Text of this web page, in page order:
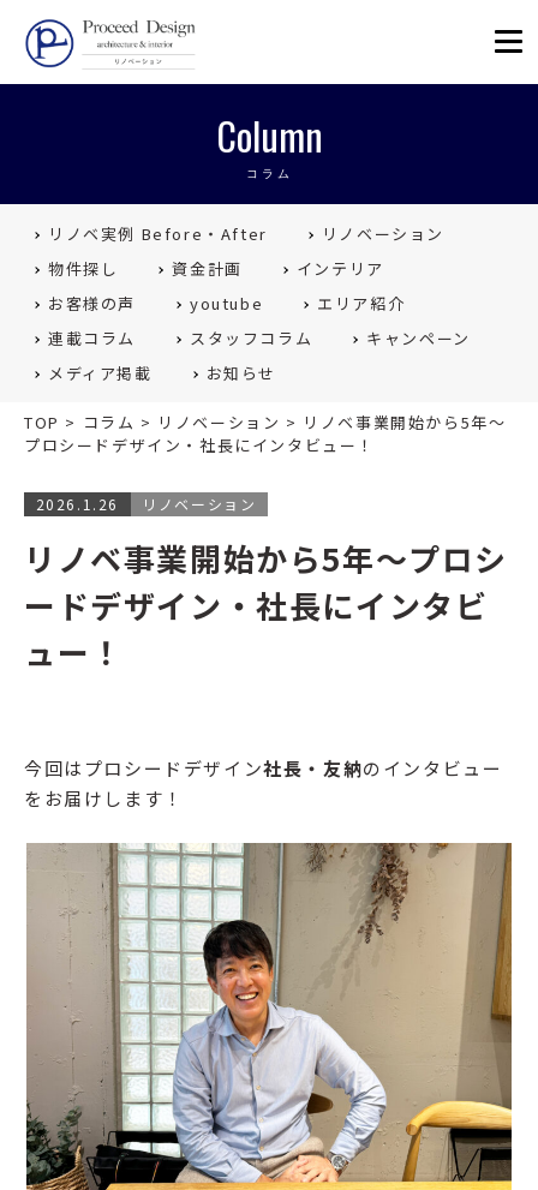
リノベーションを福岡で。
Column
コラム
リノベ実例 Before・After
リノベーション
物件探し
資金計画
インテリア
お客様の声
youtube
エリア紹介
連載コラム
スタッフコラム
キャンペーン
メディア掲載
お知らせ
TOP > コラム > リノベーション > リノベ事業開始から5年〜
プロシードデザイン・社長にインタビュー！
2026.1.26 リノベーション
リノベ事業開始から5年〜プロシ
ードデザイン・社長にインタビ
ュー！
今回はプロシードデザイン社長・友納のインタビュー
をお届けします！